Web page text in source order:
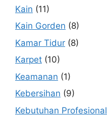
Kain (11)
Kain Gorden (8)
Kamar Tidur (8)
Karpet (10)
Keamanan (1)
Kebersihan (9)
Kebutuhan Profesional